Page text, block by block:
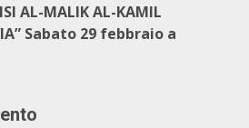
AL-MALIK AL-KAMIL
Sabato 29 febbraio a